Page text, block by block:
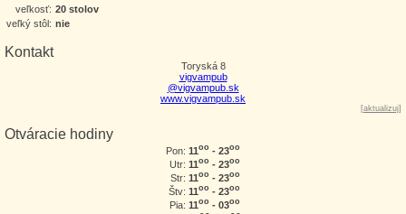
veľkosť: 20 stolov
veľký stôl: nie
Kontakt
Toryská 8
vigvampub
@vigvampub.sk
www.vigvampub.sk
[aktualizuj]
Otváracie hodiny
Pon: 11oo - 23oo
Utr: 11oo - 23oo
Str: 11oo - 23oo
Štv: 11oo - 23oo
Pia: 11oo - 03oo